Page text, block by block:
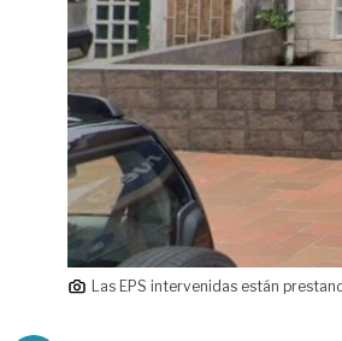
Las EPS intervenidas están